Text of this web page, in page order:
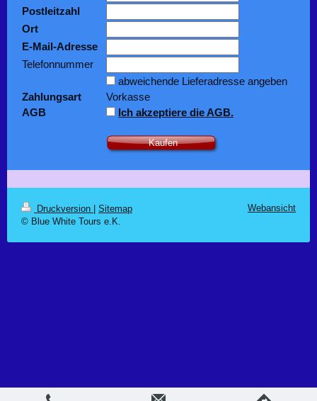
Postleitzahl
Ort
E-Mail-Adresse
Telefonnummer
abweichende Lieferadresse angeben
Zahlungsart
Vorkasse
AGB
Ich akzeptiere die AGB.
Kaufen
Druckversion | Sitemap
© Blue White Tours e.K.
Webansicht